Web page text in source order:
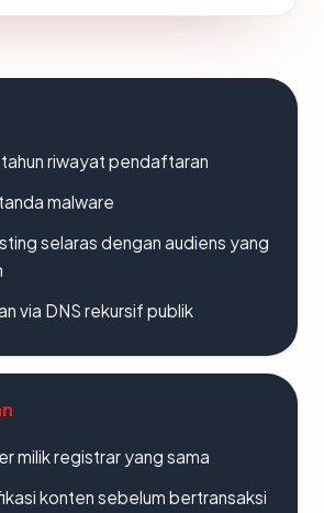
riwayat pendaftaran
malware
selaras dengan audiens yang
via DNS rekursif publik
milik registrar yang sama
konten sebelum bertransaksi